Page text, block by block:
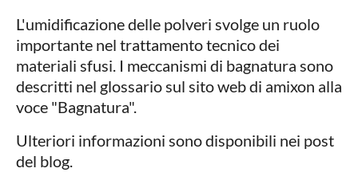
L'umidificazione delle polveri svolge un ruolo
importante nel trattamento tecnico dei
materiali sfusi. I meccanismi di bagnatura sono
descritti nel glossario sul sito web di amixon alla
voce "Bagnatura".
Ulteriori informazioni sono disponibili nei post
del blog.